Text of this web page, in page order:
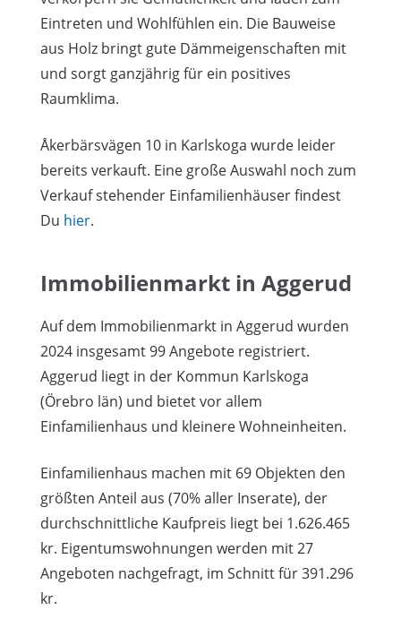
Eintreten und Wohlfühlen ein. Die Bauweise
aus Holz bringt gute Dämmeigenschaften mit
und sorgt ganzjährig für ein positives
Raumklima.
Åkerbärsvägen 10 in Karlskoga wurde leider
bereits verkauft. Eine große Auswahl noch zum
Verkauf stehender Einfamilienhäuser findest
Du hier.
Immobilienmarkt in Aggerud
Auf dem Immobilienmarkt in Aggerud wurden
2024 insgesamt 99 Angebote registriert.
Aggerud liegt in der Kommun Karlskoga
(Örebro län) und bietet vor allem
Einfamilienhaus und kleinere Wohneinheiten.
Einfamilienhaus machen mit 69 Objekten den
größten Anteil aus (70% aller Inserate), der
durchschnittliche Kaufpreis liegt bei 1.626.465
kr. Eigentumswohnungen werden mit 27
Angeboten nachgefragt, im Schnitt für 391.296
kr.